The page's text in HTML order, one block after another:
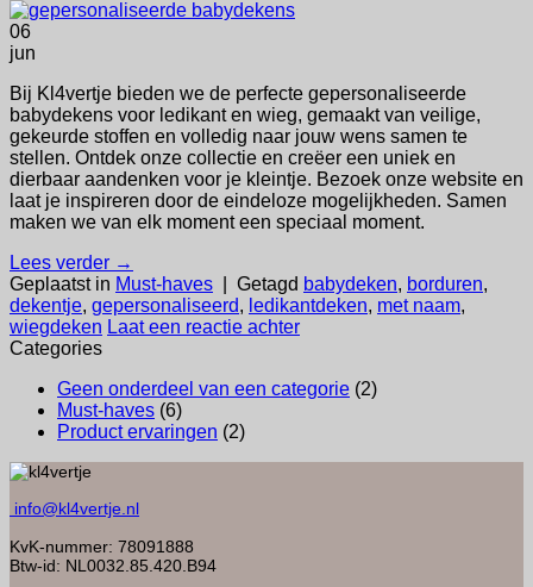
06
jun
Bij Kl4vertje bieden we de perfecte gepersonaliseerde
babydekens voor ledikant en wieg, gemaakt van veilige,
gekeurde stoffen en volledig naar jouw wens samen te
stellen. Ontdek onze collectie en creëer een uniek en
dierbaar aandenken voor je kleintje. Bezoek onze website en
laat je inspireren door de eindeloze mogelijkheden. Samen
maken we van elk moment een speciaal moment.
Lees verder →
Geplaatst in Must-haves Getagd babydeken, borduren,
dekentje, gepersonaliseerd, ledikantdeken, met naam,
wiegdeken Laat een reactie achter
Categories
Geen onderdeel van een categorie (2)
Must-haves (6)
Product ervaringen (2)
info@kl4vertje.nl
KvK-nummer: 78091888
Btw-id: NL0032.85.420.B94